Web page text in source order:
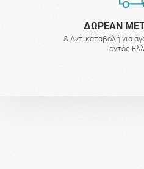
ΔΩΡΕΑΝ
& Αντικαταβολή για
εντός